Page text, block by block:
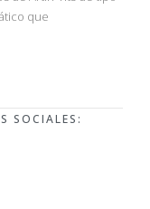
que
SOCIALES: